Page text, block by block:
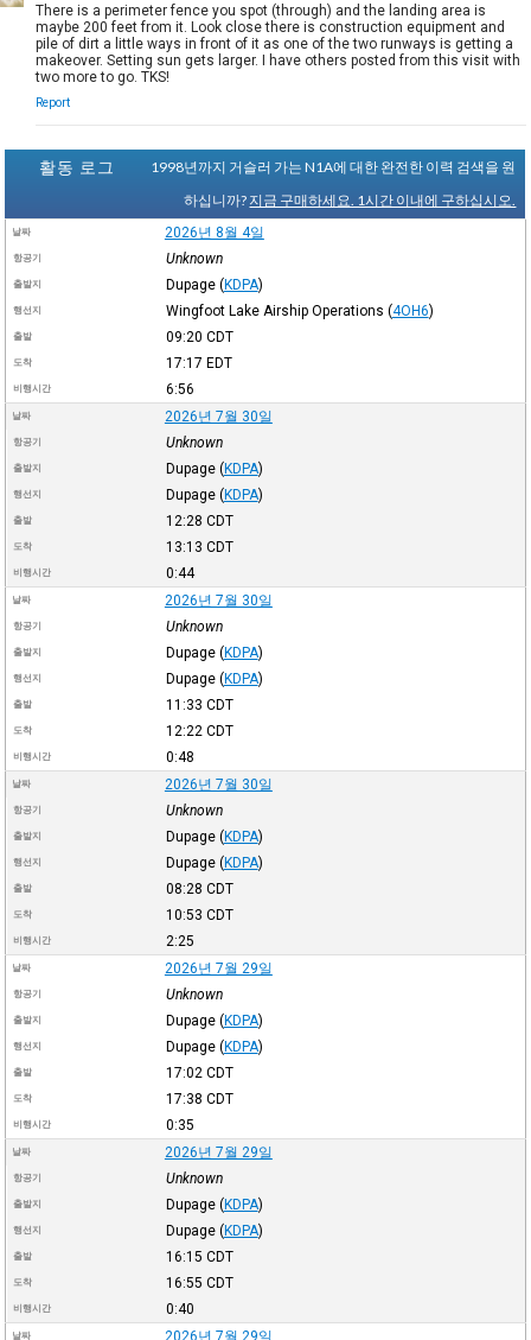
There is a perimeter fence you spot (through) and the landing area is
maybe 200 feet from it. Look close there is construction equipment and
pile of dirt a little ways in front of it as one of the two runways is getting a
makeover. Setting sun gets larger. I have others posted from this visit with
two more to go. TKS!
Report
활동 로그
1998년까지 거슬러 가는 N1A에 대한 완전한 이력 검색을 원
하십니까? 지금 구매하세요. 1시간 이내에 구하십시오.
날짜 2026년 8월 4일
항공기 Unknown
출발지 Dupage (KDPA)
행선지 Wingfoot Lake Airship Operations (4OH6)
출발 09:20 CDT
도착 17:17 EDT
비행시간 6:56
날짜 2026년 7월 30일
항공기 Unknown
출발지 Dupage (KDPA)
행선지 Dupage (KDPA)
출발 12:28 CDT
도착 13:13 CDT
비행시간 0:44
날짜 2026년 7월 30일
항공기 Unknown
출발지 Dupage (KDPA)
행선지 Dupage (KDPA)
출발 11:33 CDT
도착 12:22 CDT
비행시간 0:48
날짜 2026년 7월 30일
항공기 Unknown
출발지 Dupage (KDPA)
행선지 Dupage (KDPA)
출발 08:28 CDT
도착 10:53 CDT
비행시간 2:25
날짜 2026년 7월 29일
항공기 Unknown
출발지 Dupage (KDPA)
행선지 Dupage (KDPA)
출발 17:02 CDT
도착 17:38 CDT
비행시간 0:35
날짜 2026년 7월 29일
항공기 Unknown
출발지 Dupage (KDPA)
행선지 Dupage (KDPA)
출발 16:15 CDT
도착 16:55 CDT
비행시간 0:40
날짜 2026년 7월 29일